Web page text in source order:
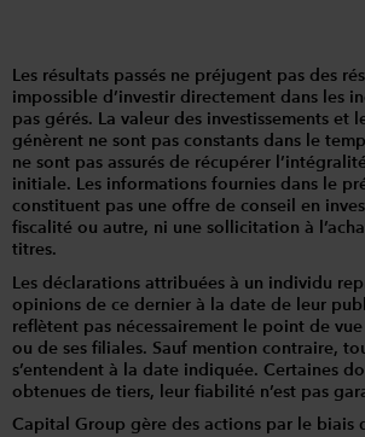
Les résultats passés ne préjugent pas des
impossible d’investir directement dans les
pas gérés. La valeur des investissements et
génèrent ne sont pas constants dans le
ne sont pas assurés de récupérer
initiale. Les informations fournies dans le
constituent pas une offre de conseil en
fiscalité ou autre, ni une sollicitation à
titres.
Les déclarations attribuées à un individu
opinions de ce dernier à la date de leur
reflètent pas nécessairement le point de
ou de ses filiales. Sauf mention contraire,
s’entendent à la date indiquée. Certaines
obtenues de tiers, leur fiabilité n’est pas
Capital Group gère des actions par le biais